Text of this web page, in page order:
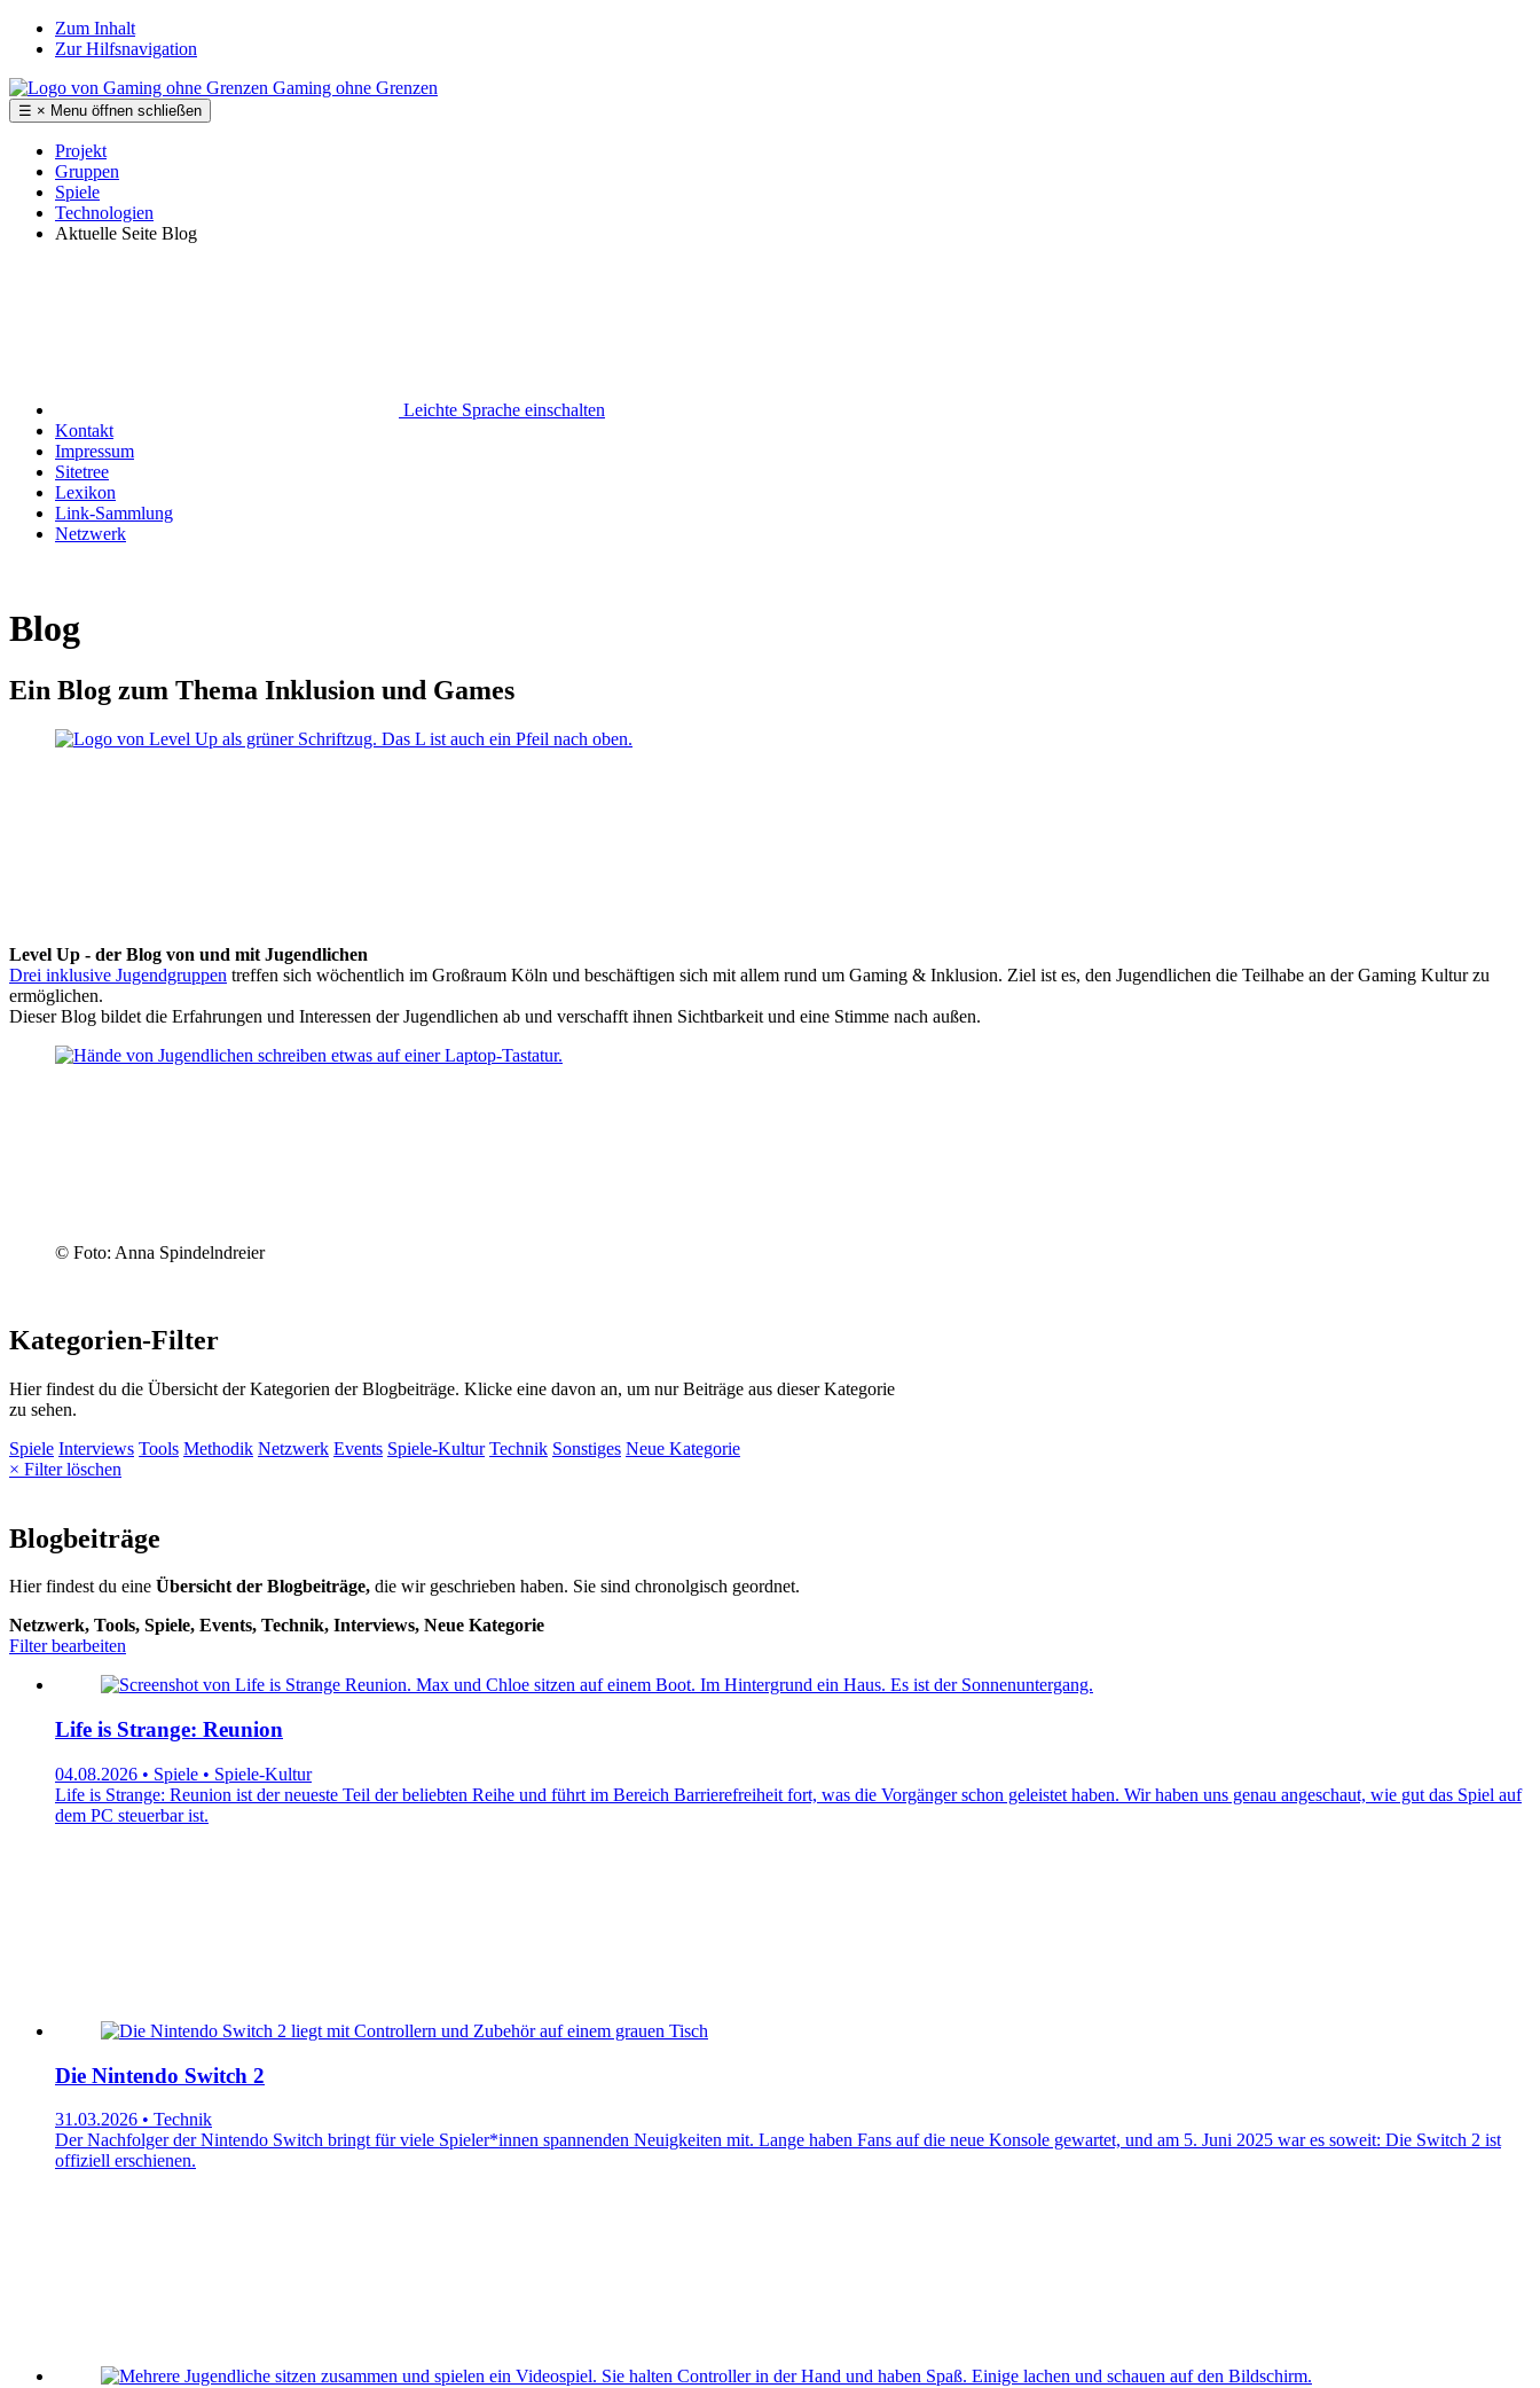
Zum Inhalt
Zur Hilfsnavigation
Gaming ohne Grenzen
☰ × Menu öffnen schließen
Projekt
Gruppen
Spiele
Technologien
Aktuelle Seite Blog
Leichte Sprache einschalten
Kontakt
Impressum
Sitetree
Lexikon
Link-Sammlung
Netzwerk
Blog
Ein Blog zum Thema Inklusion und Games
Level Up - der Blog von und mit Jugendlichen
Drei inklusive Jugendgruppen treffen sich wöchentlich im Großraum Köln und beschäftigen sich mit allem rund um Gaming & Inklusion. Ziel ist es, den Jugendlichen die Teilhabe an der Gaming Kultur zu
ermöglichen.
Dieser Blog bildet die Erfahrungen und Interessen der Jugendlichen ab und verschafft ihnen Sichtbarkeit und eine Stimme nach außen.
© Foto: Anna Spindelndreier
Kategorien-Filter
Hier findest du die Übersicht der Kategorien der Blogbeiträge. Klicke eine davon an, um nur Beiträge aus dieser Kategorie
zu sehen.
Spiele Interviews Tools Methodik Netzwerk Events Spiele-Kultur Technik Sonstiges Neue Kategorie
× Filter löschen
Blogbeiträge
Hier findest du eine Übersicht der Blogbeiträge, die wir geschrieben haben. Sie sind chronolgisch geordnet.
Netzwerk, Tools, Spiele, Events, Technik, Interviews, Neue Kategorie
Filter bearbeiten
Life is Strange: Reunion
04.08.2026 • Spiele • Spiele-Kultur
Life is Strange: Reunion ist der neueste Teil der beliebten Reihe und führt im Bereich Barrierefreiheit fort, was die Vorgänger schon geleistet haben. Wir haben uns genau angeschaut, wie gut das Spiel auf
dem PC steuerbar ist.
Die Nintendo Switch 2
31.03.2026 • Technik
Der Nachfolger der Nintendo Switch bringt für viele Spieler*innen spannenden Neuigkeiten mit. Lange haben Fans auf die neue Konsole gewartet, und am 5. Juni 2025 war es soweit: Die Switch 2 ist
offiziell erschienen.